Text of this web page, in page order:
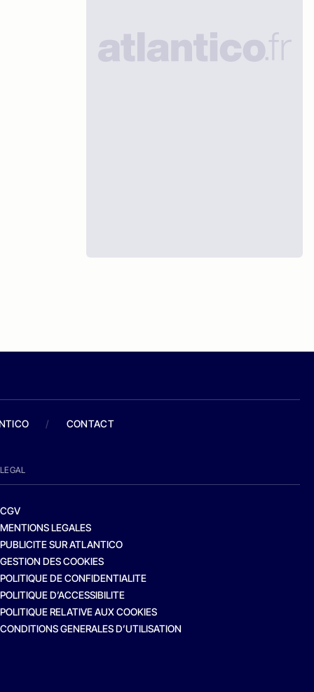
/ CONTACT
LEGAL
CGV
MENTIONS LEGALES
PUBLICITE SUR ATLANTICO
GESTION DES COOKIES
POLITIQUE DE CONFIDENTIALITE
POLITIQUE D’ACCESSIBILITE
POLITIQUE RELATIVE AUX COOKIES
CONDITIONS GENERALES D’UTILISATION